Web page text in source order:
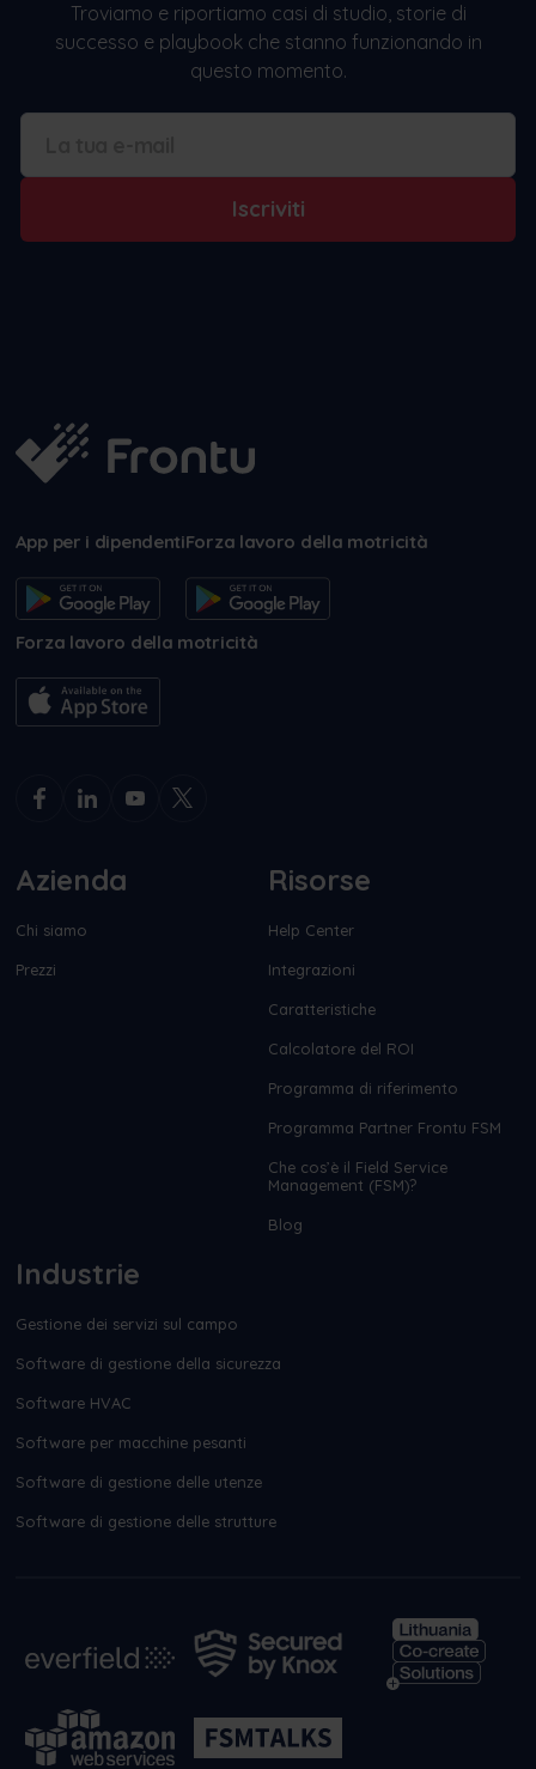
Troviamo e riportiamo casi di studio, storie di
successo e playbook che stanno funzionando in
questo momento.
Iscriviti
App per i dipendentiForza lavoro della motricità
Forza lavoro della motricità
Azienda
Chi siamo
Prezzi
Risorse
Help Center
Integrazioni
Caratteristiche
Calcolatore del ROI
Programma di riferimento
Programma Partner Frontu FSM
Che cos’è il Field Service
Management (FSM)?
Blog
Industrie
Gestione dei servizi sul campo
Software di gestione della sicurezza
Software HVAC
Software per macchine pesanti
Software di gestione delle utenze
Software di gestione delle strutture